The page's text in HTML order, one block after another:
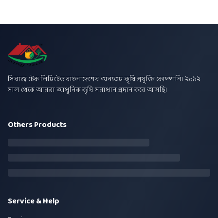
সিরাজ টেক লিমিটেড বাংলাদেশের অন্যতম কৃষি প্রযুক্তি কোম্পানি। ২০১২
সাল থেকে আমরা আধুনিক কৃষি সমাধান প্রদান করে আসছি।
Others Products
Service & Help